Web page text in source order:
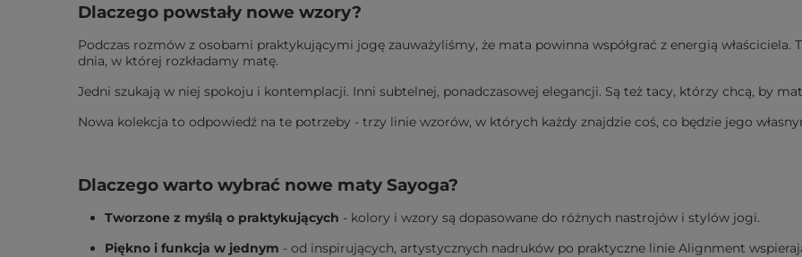
Dlaczego powstały nowe wzory?
Podczas rozmów z osobami praktykującymi jogę zauważyliśmy, że mata powinna współgrać z energią właściciela.
dnia, w której rozkładamy matę.
Jedni szukają w niej spokoju i kontemplacji. Inni subtelnej, ponadczasowej elegancji. Są też tacy, którzy chcą, by
Nowa kolekcja to odpowiedź na te potrzeby - trzy linie wzorów, w których każdy znajdzie coś, co będzie jego
Dlaczego warto wybrać nowe maty Sayoga?
Tworzone z myślą o praktykujących - kolory i wzory są dopasowane do różnych nastrojów i stylów jogi.
Piękno i funkcja w jednym - od inspirujących, artystycznych nadruków po praktyczne linie Alignment